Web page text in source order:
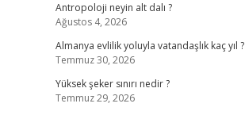
Antropoloji neyin alt dalı ?
Ağustos 4, 2026
Almanya evlilik yoluyla vatandaşlık kaç yıl ?
Temmuz 30, 2026
Yüksek şeker sınırı nedir ?
Temmuz 29, 2026